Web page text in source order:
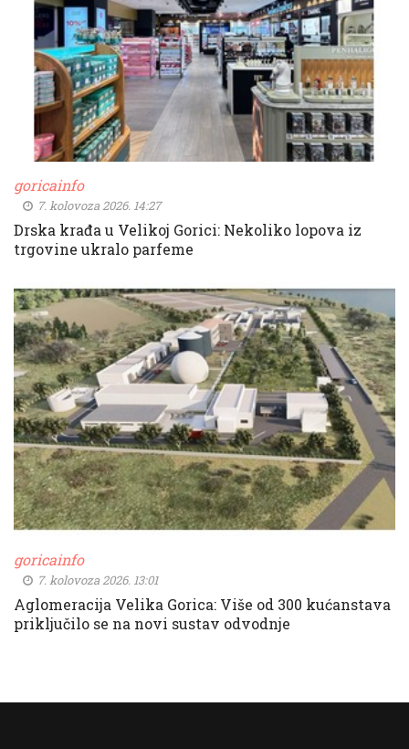
goricainfo
7. kolovoza 2026. 14:27
Drska krađa u Velikoj Gorici: Nekoliko lopova iz
trgovine ukralo parfeme
goricainfo
7. kolovoza 2026. 13:01
Aglomeracija Velika Gorica: Više od 300 kućanstava
priključilo se na novi sustav odvodnje